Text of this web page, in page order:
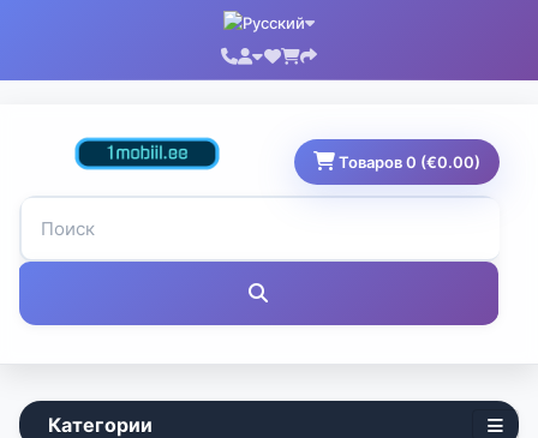
Товаров 0 (€0.00)
Категории